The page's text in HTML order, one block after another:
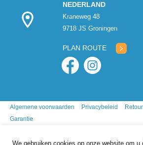
We gebruiken cookies op onze website om u
NEDERLAND
Kraneweg 48
9718 JS Groningen
PLAN ROUTE
Algemene voorwaarden Privacybeleid
Garantie